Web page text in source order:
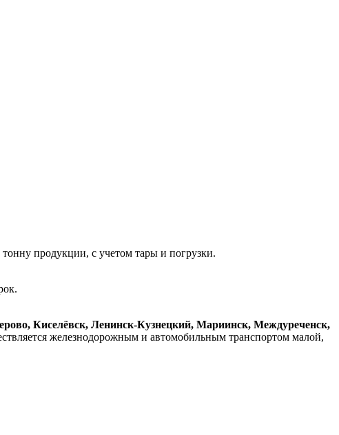
продукции, с учетом тары и погрузки.
Киселёвск, Ленинск-Кузнецкий, Мариинск, Междуреченск,
железнодорожным и автомобильным транспортом малой,